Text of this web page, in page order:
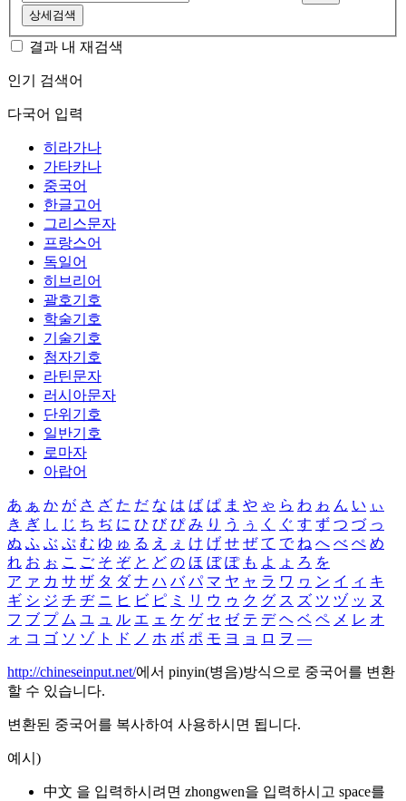
상세검색
결과 내 재검색
인기 검색어
다국어 입력
히라가나
가타카나
중국어
한글고어
그리스문자
프랑스어
독일어
히브리어
괄호기호
학술기호
기술기호
첨자기호
라틴문자
러시아문자
단위기호
일반기호
로마자
아랍어
あ ぁ か が さ ざ た だ な は ば ぱ ま や ゃ ら わ ゎ ん い ぃ
き ぎ し じ ち ぢ に ひ び ぴ み り う ぅ く ぐ す ず つ づ っ
ぬ ふ ぶ ぷ む ゆ ゅ る え ぇ け げ せ ぜ て で ね へ べ ぺ め
れ お ぉ こ ご そ ぞ と ど の ほ ぼ ぽ も よ ょ ろ を
ア ァ カ サ ザ タ ダ ナ ハ バ パ マ ヤ ャ ラ ワ ヮ ン イ ィ キ
ギ シ ジ チ ヂ ニ ヒ ビ ピ ミ リ ウ ゥ ク グ ス ズ ツ ヅ ッ ヌ
フ ブ プ ム ユ ュ ル エ ェ ケ ゲ セ ゼ テ デ ヘ ベ ペ メ レ オ
ォ コ ゴ ソ ゾ ト ド ノ ホ ボ ポ モ ヨ ョ ロ ヲ ―
http://chineseinput.net/에서 pinyin(병음)방식으로 중국어를 변환
할 수 있습니다.
변환된 중국어를 복사하여 사용하시면 됩니다.
예시)
中文 을 입력하시려면 zhongwen을 입력하시고 space를